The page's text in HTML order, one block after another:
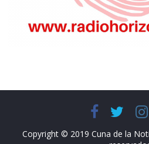
Copyright © 2019 Cuna de la